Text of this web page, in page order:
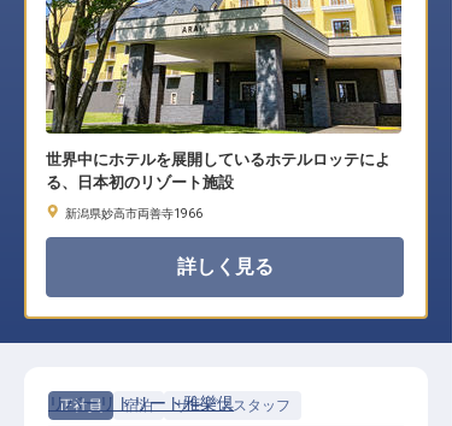
世界中にホテルを展開しているホテルロッテによ
る、日本初のリゾート施設
新潟県妙高市両善寺1966
詳しく見る
正社員 宿泊 サービススタッフ
リバーリトリート雅樂倶